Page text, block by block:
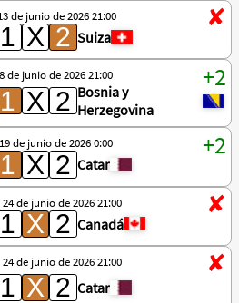
de junio de 2026 21:00
Suiza
de junio de 2026 21:00
Bosnia y
Herzegovina
de junio de 2026 0:00
Catar
de junio de 2026 21:00
Canadá
de junio de 2026 21:00
Catar